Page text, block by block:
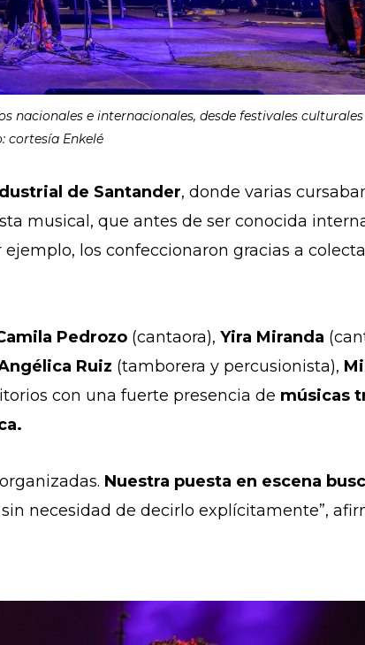
nacionales e internacionales, desde festivales
cortesía Enkelé
de Santander, donde varias
musical, que antes de ser conocida
los confeccionaron gracias a
Pedrozo (cantaora), Yira Miranda
Ruiz (tamborera y percusionista),
con una fuerte presencia de músicas
Nuestra puesta en escena
sin necesidad de decirlo explícitamente”,